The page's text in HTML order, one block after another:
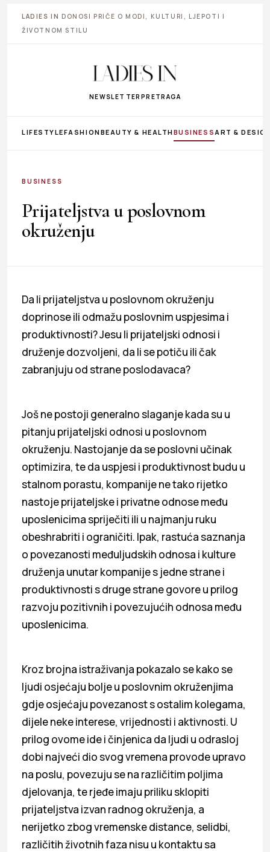
LADIES IN DONOSI PRIČE O MODI, KULTURI, LJEPOTI I
ŽIVOTNOM STILU
NEWSLETTER PRETRAGA
LIFESTYLEFASHIONBEAUTY & HEALTHBUSINESS ART &
BUSINESS
Prijateljstva u poslovnom
okruženju
Da li prijateljstva u poslovnom okruženju
doprinose ili odmažu poslovnim uspjesima i
produktivnosti? Jesu li prijateljski odnosi i
druženje dozvoljeni, da li se potiču ili čak
zabranjuju od strane poslodavaca?
Još ne postoji generalno slaganje kada su u
pitanju prijateljski odnosi u poslovnom
okruženju. Nastojanje da se poslovni učinak
optimizira, te da uspjesi i produktivnost budu u
stalnom porastu, kompanije ne tako rijetko
nastoje prijateljske i privatne odnose među
uposlenicima spriječiti ili u najmanju ruku
obeshrabriti i ograničiti. Ipak, rastuća saznanja
o povezanosti međuljudskih odnosa i kulture
druženja unutar kompanije s jedne strane i
produktivnosti s druge strane govore u prilog
razvoju pozitivnih i povezujućih odnosa među
uposlenicima.
Kroz brojna istraživanja pokazalo se kako se
ljudi osjećaju bolje u poslovnim okruženjima
gdje osjećaju povezanost s ostalim kolegama,
dijele neke interese, vrijednosti i aktivnosti. U
prilog ovome ide i činjenica da ljudi u odrasloj
dobi najveći dio svog vremena provode upravo
na poslu, povezuju se na različitim poljima
djelovanja, te rjeđe imaju priliku sklopiti
prijateljstva izvan radnog okruženja, a
nerijetko zbog vremenske distance, selidbi,
različitih životnih faza nisu u kontaktu sa